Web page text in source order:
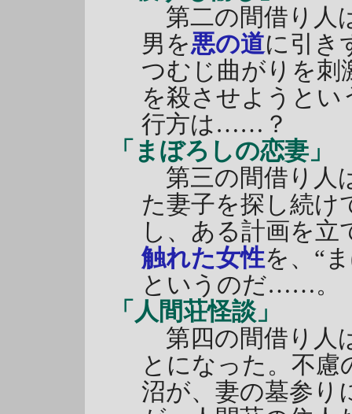
第二の間借り人
男を悪の道に引き
つむじ曲がりを刺
を殺させようと
行方は……？
「まぼろしの恋妻」
第三の間借り人
た妻子を探し続け
し、ある計画を
触れた女性を、“
というのだ……。
「人間荘怪談」
第四の間借り人
とになった。不慮
沼が、妻の墓参り